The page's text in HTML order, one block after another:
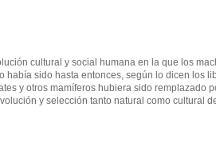
cultural y social humana en la que los
sido hasta entonces, según lo dicen los
y otros mamíferos hubiera sido remplazado
y selección tanto natural como cultural